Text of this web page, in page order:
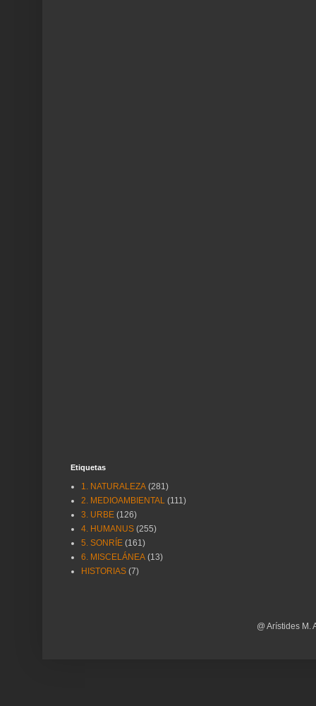
Etiquetas
1. NATURALEZA (281)
2. MEDIOAMBIENTAL (111)
3. URBE (126)
4. HUMANUS (255)
5. SONRÍE (161)
6. MISCELÁNEA (13)
HISTORIAS (7)
@ Arístides M.